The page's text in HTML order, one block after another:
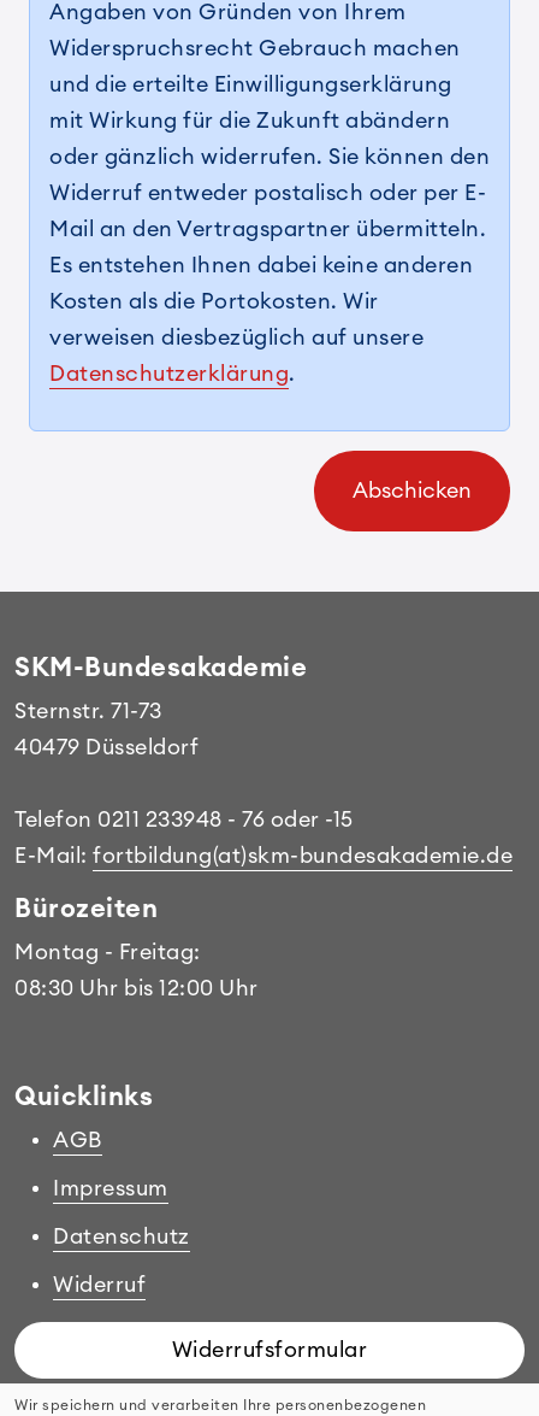
Angaben von Gründen von Ihrem
Widerspruchsrecht Gebrauch machen
und die erteilte Einwilligungserklärung
mit Wirkung für die Zukunft abändern
oder gänzlich widerrufen. Sie können den
Widerruf entweder postalisch oder per E-
Mail an den Vertragspartner übermitteln.
Es entstehen Ihnen dabei keine anderen
Kosten als die Portokosten. Wir
verweisen diesbezüglich auf unsere
Datenschutzerklärung.
Abschicken
SKM-Bundesakademie
Sternstr. 71-73
40479 Düsseldorf
Telefon 0211 233948 - 76 oder -15
E-Mail: fortbildung(at)skm-bundesakademie.de
Bürozeiten
Montag - Freitag:
08:30 Uhr bis 12:00 Uhr
Quicklinks
AGB
Impressum
Datenschutz
Widerruf
Widerrufsformular
Wir speichern und verarbeiten Ihre personenbezogenen